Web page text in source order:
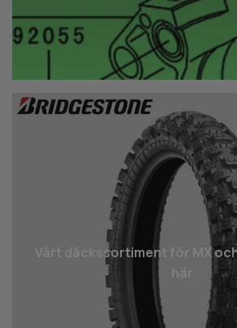
Vårt däcks­sortiment för MX